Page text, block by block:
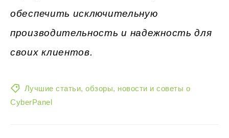
обеспечить исключительную
производительность и надежность для
своих клиентов.
Лучшие статьи, обзоры, новости и советы о
CyberPanel